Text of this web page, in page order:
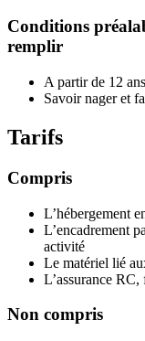
Conditions
remplir
A partir de 12 ans
Savoir nager et
Tarifs
Compris
L’hébergement
L’encadrement
activité
Le matériel lié
L’assurance
Non compris